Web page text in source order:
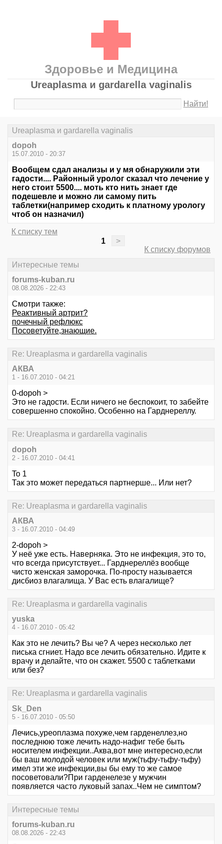
Здоровье и Медицина
Ureaplasma и gardarella vaginalis
Найти!
Ureaplasma и gardarella vaginalis
dopoh
15.07.2010 - 20:37
Вообщем сдал анализы и у мя обнаружили эти
гадости.... Районный уролог сказал что лечение у
него стоит 5500.... моть кто нить знает где
подешевле и можно ли самому пить
таблетки(например сходить к платному урологу
чтоб он назначил)
К списку тем
1
>
К списку форумов
Интересные темы
forums-kuban.ru
08.08.2026 - 22:43
Смотри также:
Реактивный артрит?
почечный рефлюкс
Посоветуйте,знающие.
Re: Ureaplasma и gardarella vaginalis
АКВА
1 - 16.07.2010 - 04:21
0-dopoh >
Это не гадости. Если ничего не беспокоит, то забейте
совершенно спокойно. Особенно на Гарднереллу.
Re: Ureaplasma и gardarella vaginalis
dopoh
2 - 16.07.2010 - 04:41
To 1
Так это может передаться партнерше... Или нет?
Re: Ureaplasma и gardarella vaginalis
АКВА
3 - 16.07.2010 - 04:49
2-dopoh >
У неё уже есть. Наверняка. Это не инфекция, это то,
что всегда присутствует... Гарднереллёз вообще
чисто женская заморочка. По-просту называется
дисбиоз влагалища. У Вас есть влагалище?
Re: Ureaplasma и gardarella vaginalis
yuska
4 - 16.07.2010 - 05:42
Как это не лечить? Вы че? А через несколько лет
писька сгниет. Надо все лечить обязательно. Идите к
врачу и делайте, что он скажет. 5500 с таблетками
или без?
Re: Ureaplasma и gardarella vaginalis
Sk_Den
5 - 16.07.2010 - 05:50
Лечись,уреоплазма похуже,чем гарденеллез,но
последнюю тоже лечить надо-нафиг тебе быть
носителем инфекции..Аква,вот мне интересно,если
бы ваш молодой человек или муж(тьфу-тьфу-тьфу)
имел эти же инфекции,вы бы ему то же самое
посоветовали?При гарденелезе у мужчин
появляется часто луковый запах..Чем не симптом?
Интересные темы
forums-kuban.ru
08.08.2026 - 22:43